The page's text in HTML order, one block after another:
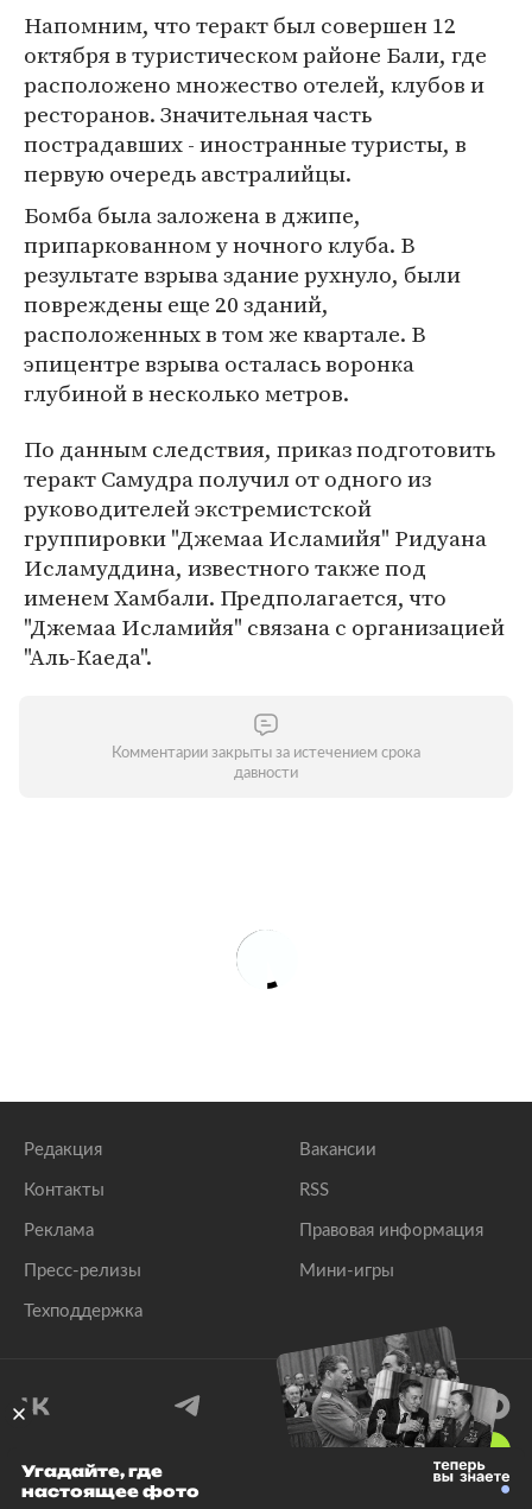
Напомним, что теракт был совершен 12
октября в туристическом районе Бали, где
расположено множество отелей, клубов и
ресторанов. Значительная часть
пострадавших - иностранные туристы, в
первую очередь австралийцы.
Бомба была заложена в джипе,
припаркованном у ночного клуба. В
результате взрыва здание рухнуло, были
повреждены еще 20 зданий,
расположенных в том же квартале. В
эпицентре взрыва осталась воронка
глубиной в несколько метров.
По данным следствия, приказ подготовить
теракт Самудра получил от одного из
руководителей экстремистской
группировки "Джемаа Исламийя" Ридуана
Исламуддина, известного также под
именем Хамбали. Предполагается, что
"Джемаа Исламийя" связана с организацией
"Аль-Каеда".
Комментарии закрыты за истечением срока
давности
Редакция
Контакты
Реклама
Пресс-релизы
Техподдержка
Вакансии
RSS
Правовая информация
Мини-игры
© 1999–2026 Все права защищены.
Угадайте, где
настоящее фото